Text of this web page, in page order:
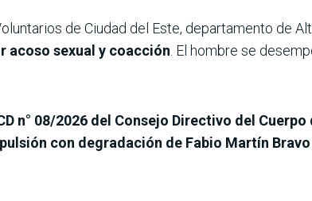
de Ciudad del Este, departamento de
acoso sexual y coacción . El hombre se
n° 08/2026 del Consejo Directivo del
con degradación de Fabio Martín